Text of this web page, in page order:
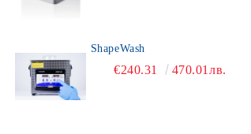
Метал / CoCr
Титан / Titanium
Инструменти
Аксесоари
ShapeWash
€240.31 470.01лв.